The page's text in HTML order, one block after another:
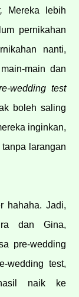
Mereka lebih
pernikahan
nanti,
main dan
wedding test
boleh saling
inginkan,
larangan
hahaha. Jadi,
dan Gina,
pre-wedding
wedding test,
naik ke